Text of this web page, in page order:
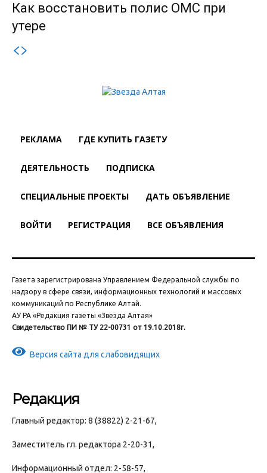
Как восстановить полис ОМС при
утере
РЕКЛАМА ГДЕ КУПИТЬ ГАЗЕТУ
ДЕЯТЕЛЬНОСТЬ ПОДПИСКА
СПЕЦИАЛЬНЫЕ ПРОЕКТЫ ДАТЬ ОБЪЯВЛЕНИЕ
ВОЙТИ РЕГИСТРАЦИЯ ВСЕ ОБЪЯВЛЕНИЯ
Газета зарегистрирована Управлением Федеральной службы по
надзору в сфере связи, информационных технологий и массовых
коммуникаций по Республике Алтай.
АУ РА «Редакция газеты «Звезда Алтая»
Свидетельство ПИ № ТУ 22-00731 от 19.10.2018г.
Версия сайта для слабовидящих
Редакция
Главный редактор: 8 (38822) 2-21-67,
Заместитель гл. редактора 2-20-31,
Информационный отдел: 2-58-57,